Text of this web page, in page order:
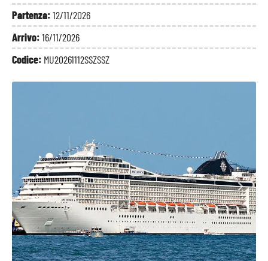
Partenza:12/11/2026
Arrivo:16/11/2026
Codice: MU20261112SSZSSZ